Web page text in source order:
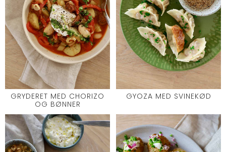
GRYDERET MED CHORIZO
OG BØNNER
GYOZA MED SVINEKØD